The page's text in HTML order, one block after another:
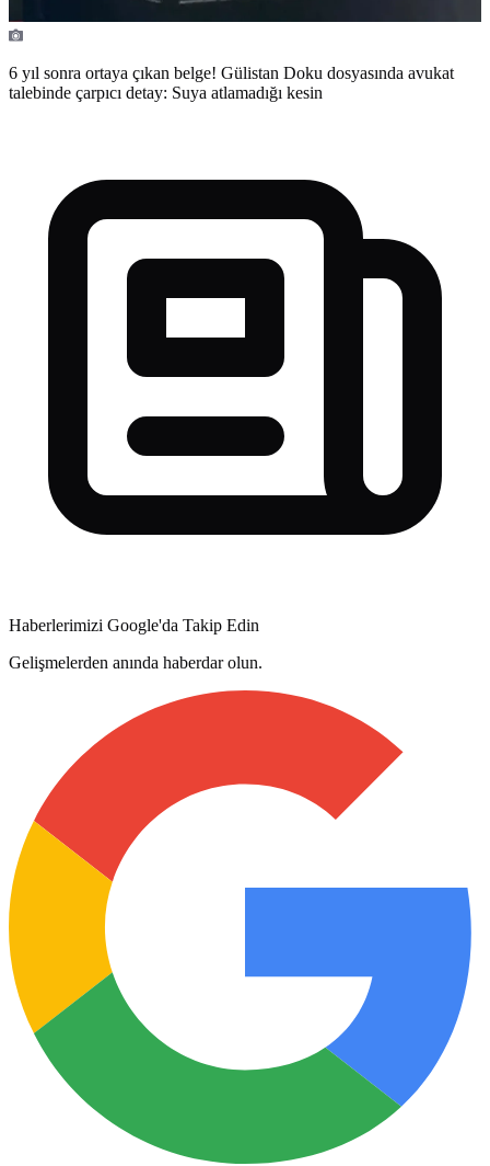
6 yıl sonra ortaya çıkan belge! Gülistan Doku dosyasında avukat
talebinde çarpıcı detay: Suya atlamadığı kesin
Haberlerimizi Google'da Takip Edin
Gelişmelerden anında haberdar olun.